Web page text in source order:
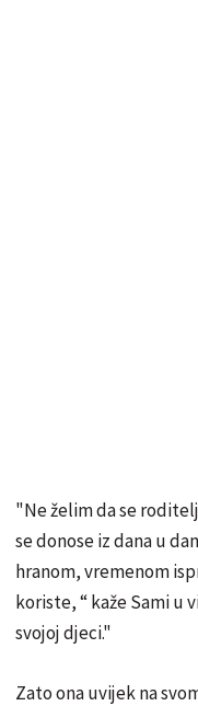
"Ne želim da se
se donose iz dana u
hranom, vremenom
koriste, “ kaže Sami u
svojoj djeci."
Zato ona uvijek na